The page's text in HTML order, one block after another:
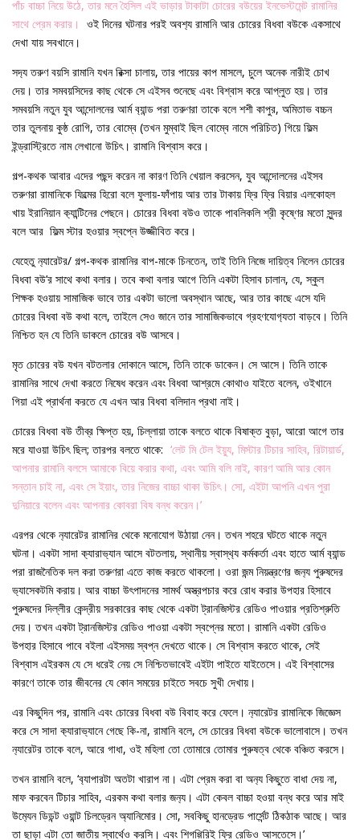
পাঁচ বাচ্চা নিয়ে উঠে, তার মনে হৈসিল এই ভাড়ার টাকাটা চোরের বউয়ের ইনভেস্টমেন্ট রামানির
সাথে প্রেম করার।
ওই দিনের ঘটনার পরই অবশ‍্য রামানি আর চোরের বিধবা বউকে একসাথে
দেখা যায় সবখানে।
সদ‍্য তরুণ বয়সি রামানি যখন রিক্সা চালায়, তার পায়ের কাপ মাসলে, চুলে অনেক নারীই চোখ
দেয়। তার সমবয়সিদের কাছ থেকে সে এইসব শুনেছে এবং বিশ্বাস করে আপ্লুত হয়। তার
সমবয়সি নতুন যুব আন্দোলনের আর্ম ব‍্যান্ড পরা তরুণরা তাকে বলে শশী কাপুর, অমিতাভ বচ্চন
তার তুলনায় কুষ্ঠ রোগি, তার বোম্বে (তখন মুম্বাই ছিল বোম্বে নামে পরিচিত) গিয়ে ফিল্ম
ইন্ড্রাস্ট্রিতে নাম লেখানো উচিৎ। রামানি বিশ্বাস করে।
গল্প-কথক আবার এদের পছন্দ করেন না কারণ তিনি খেয়াল করসেন, যুব আন্দোলনের এইসব
তরুণরা রামানিকে ফিল্মের হিরো বলে ফুলায়-ফাঁপায় আর তার টাকায় ফ্রি ফ্রি বিয়ার এলকোহল
খায় ইরানিয়ান ক‍্যান্টিনের পেছনে। চোরের বিধবা বউও তাকে পাবলিকলি শ্রী কৃষ্ণের মতো সুন্দর
বলে আর ফিল্ম স্টার হওয়ার স্বপ্নে উজ্জীবিত করে।
যেহেতু ন‍্যারেটর/ গল্প-কথক রামানির বাপ-মাকে চিনতেন, তাই তিনি নিজে দায়িত্ব নিলেন চোরের
বিধবা বউ’র সাথে কথা বলার। তবে কথা বলার আগে তিনি একটা হিসাব চালান, যে, স্কুল
শিক্ষক হওয়ায় সামাজিক ভাবে তার একটা ভালো অবস্থান আছে, আর তার কাছে এসে যদি
চোরের বিধবা বউ কথা বলে, তাইলে সেও জানে তার সামাজিকভাবে গ্রহণযোগ‍্যতা বাড়বে। তিনি
নিশ্চিত হন যে তিনি ডাকলে চোরের বউ আসবে।
মৃত চোরের বউ যখন বটতলার দোকানে আসে, তিনি তাকে ডাকেন। সে আসে। তিনি তাকে
রামানির সাথে দেখা করতে নিষেধ করেন এবং বিধবা আশ্রমে কোথাও যাইতে বলেন, ওইখানে
গিয়া এই প্রার্থনা করতে যে এখন আর বিধবা বলিদান প্রথা নাই।
চোরের বিধবা বউ তীব্র ক্ষিপ্ত হয়, চিল্লায়া তাকে বলতে থাকে বিষাক্ত বুড়া, আরো আগে তার
মরে যাওয়া উচিৎ ছিল; তারপর বলতে থাকে: ‘লেট মি টেল ইয়‍্যু, মিস্টার টিচার সাহিব, রিটায়ার্ড,
আপনার রামানি বলসে আমাকে বিয়ে করার কথা, এবং আমি বলি নাই, কারণ আমি আর কোন
সন্তান চাই না, এবং সে ইয়াং, তার নিজের বাচ্চা থাকা উচিৎ। সো, এইটা আপনি এখন পুরা
দুনিয়ারে বলেন এবং আপনার কোবরা বিষ বন্ধ করেন।’
এরপর থেকে ন‍্যারেটর রামানির থেকে মনোযোগ উঠায়া নেন। তখন শহরে ঘটতে থাকে নতুন
ঘটনা। একটা সাদা ক‍্যারাভ‍্যান আসে বটতলায়, স্থানীয় স্বাস্থ‍্য কর্মকর্তা এবং হাতে আর্ম ব‍্যান্ড
পরা রাজনৈতিক দল করা তরুণরা এতে কাজ করতে থাকলো। ওরা জন্ম নিয়ন্ত্রণের জন‍্য পুরুষদের
ভ‍্যাসেকটমি করায়। আর বাচ্চা উৎপাদনের সামর্থ অস্ত্রপচার করে রোধ করার উপহার হিসাবে
পুরুষদের দিল্লীর কেন্দ্রীয় সরকারের কাছ থেকে একটা ট্রানজিস্টর রেডিও পাওয়ার প্রতিশ্রুতি
দেয়। তখন একটা ট্রানজিস্টর রেডিও পাওয়া একটা স্বপ্নের মতো। রামানি একটা রেডিও
উপহার হিসাবে পাবে বইলা এইসময় স্বপ্ন দেখতে থাকে। সে বিশ্বাস করতে থাকে, সেই
বিশ্বাস এইরকম যে সে ধরেই নেয় সে নিশ্চিতভাবেই এইটা পাইতে যাইতেসে। এই বিশ্বাসের
কারণে তাকে তার জীবনের যে কোন সময়ের চাইতে সবচে সুখী দেখায়।
এর কিছুদিন পর, রামানি এবং চোরের বিধবা বউ বিবাহ করে ফেলে। ন‍্যারেটর রামানিকে জিজ্ঞেস
করে সে সাদা ক‍্যারাভ‍্যানে গেছে কি-না, রামানি বলে, সে চোরের বিধবা বউকে ভালোবাসে। তখন
ন‍্যারেটর তাকে বলে, আরে গাধা, ওই মহিলা তো তোমারে তোমার পুরুষত্ব থেকে বঞ্চিত করসে।
তখন রামানি বলে, ‘ব‍্যাপারটা অতটা খারাপ না। এটা প্রেম করা বা অন‍্য কিছুতে বাধা দেয় না,
মাফ করবেন টিচার সাহিব, এরকম কথা বলার জন‍্য। এটা কেবল বাচ্চা হওয়া বন্ধ করে আর মাই
উম‍্যেন ডিডন্ট ওয়ান্ট চিলড্রেন অ‍্যানিমোর। সো, সবকিছু হানড্রেড পার্সেন্ট ঠিকঠাক আছে। আর
তা ছাড়া এটা তো জাতীয় স্বার্থেও করসি। এবং শিগগ্গিরিই ফ্রি রেডিও আসতেসে।’